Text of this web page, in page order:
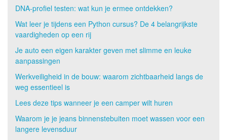
DNA-profiel testen: wat kun je ermee ontdekken?
Wat leer je tijdens een Python cursus? De 4 belangrijkste
vaardigheden op een rij
Je auto een eigen karakter geven met slimme en leuke
aanpassingen
Werkveiligheid in de bouw: waarom zichtbaarheid langs de
weg essentieel is
Lees deze tips wanneer je een camper wilt huren
Waarom je je jeans binnenstebuiten moet wassen voor een
langere levensduur